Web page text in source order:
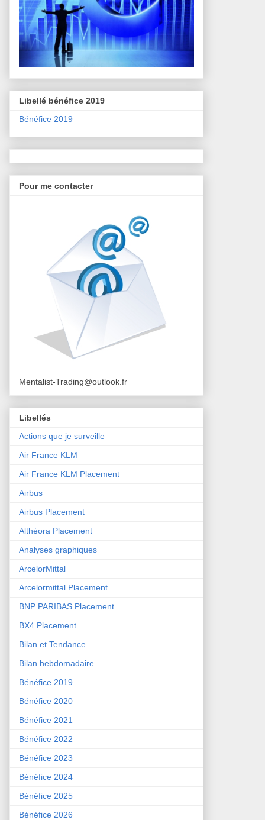
Libellé bénéfice 2019
Bénéfice 2019
Pour me contacter
Mentalist-Trading@outlook.fr
Libellés
Actions que je surveille
Air France KLM
Air France KLM Placement
Airbus
Airbus Placement
Althéora Placement
Analyses graphiques
ArcelorMittal
Arcelormittal Placement
BNP PARIBAS Placement
BX4 Placement
Bilan et Tendance
Bilan hebdomadaire
Bénéfice 2019
Bénéfice 2020
Bénéfice 2021
Bénéfice 2022
Bénéfice 2023
Bénéfice 2024
Bénéfice 2025
Bénéfice 2026